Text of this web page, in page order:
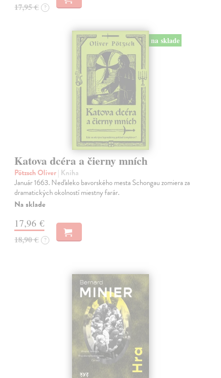
17,95 € ?
na sklade
Katova dcéra a čierny mních
Pötzsch Oliver| Kniha
Január 1663. Neďaleko bavorského mesta Schongau zomiera za
dramatických okolností miestny farár.
Na sklade
17,96 €
18,90 € ?